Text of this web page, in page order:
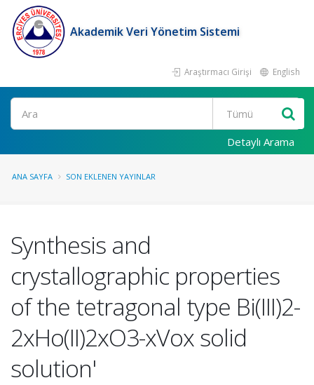
Akademik Veri Yönetim Sistemi
Araştırmacı Girişi English
Ara
Detaylı Arama
ANA SAYFA SON EKLENEN YAYINLAR
Synthesis and
crystallographic properties
of the tetragonal type Bi(III)2-
2xHo(II)2xO3-xVox solid
solution'